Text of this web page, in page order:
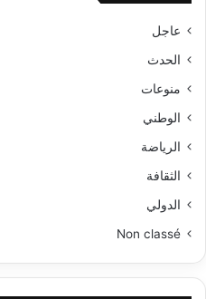
عاجل
الحدث
منوعات
الوطني
الرياضة
الثقافة
الدولي
Non classé